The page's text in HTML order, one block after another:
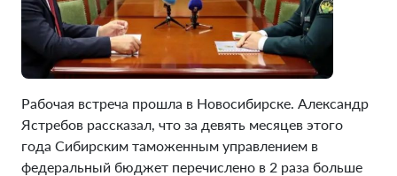
Рабочая встреча прошла в Новосибирске. Александр
Ястребов рассказал, что за девять месяцев этого
года Сибирским таможенным управлением в
федеральный бюджет перечислено в 2 раза больше